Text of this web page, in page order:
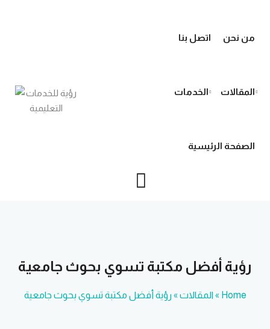
اتصل بنا من نحن
الخدمات المقالات
الصفحة الرئيسية
رؤية أفضل مكتبة تسوي بحوث جامعية
Home
» المقالات » رؤية أفضل مكتبة تسوي بحوث جامعية